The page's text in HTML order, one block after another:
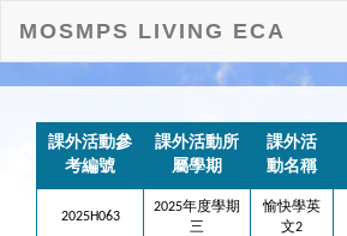
MOSMPS LIVING ECA
課外活動參
考編號
課外活動所
屬學期
課外活
動名稱
2025H063
2025年度學期
三
愉快學英
文2